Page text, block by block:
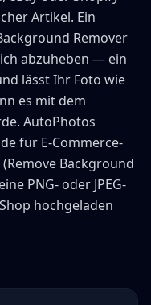
Artikel. Ein
Remover
abzuheben — ein
lässt Ihr Foto wie
es mit dem
AutoPhotos
für E-Commerce-
Background
PNG- oder JPEG-
hochgeladen